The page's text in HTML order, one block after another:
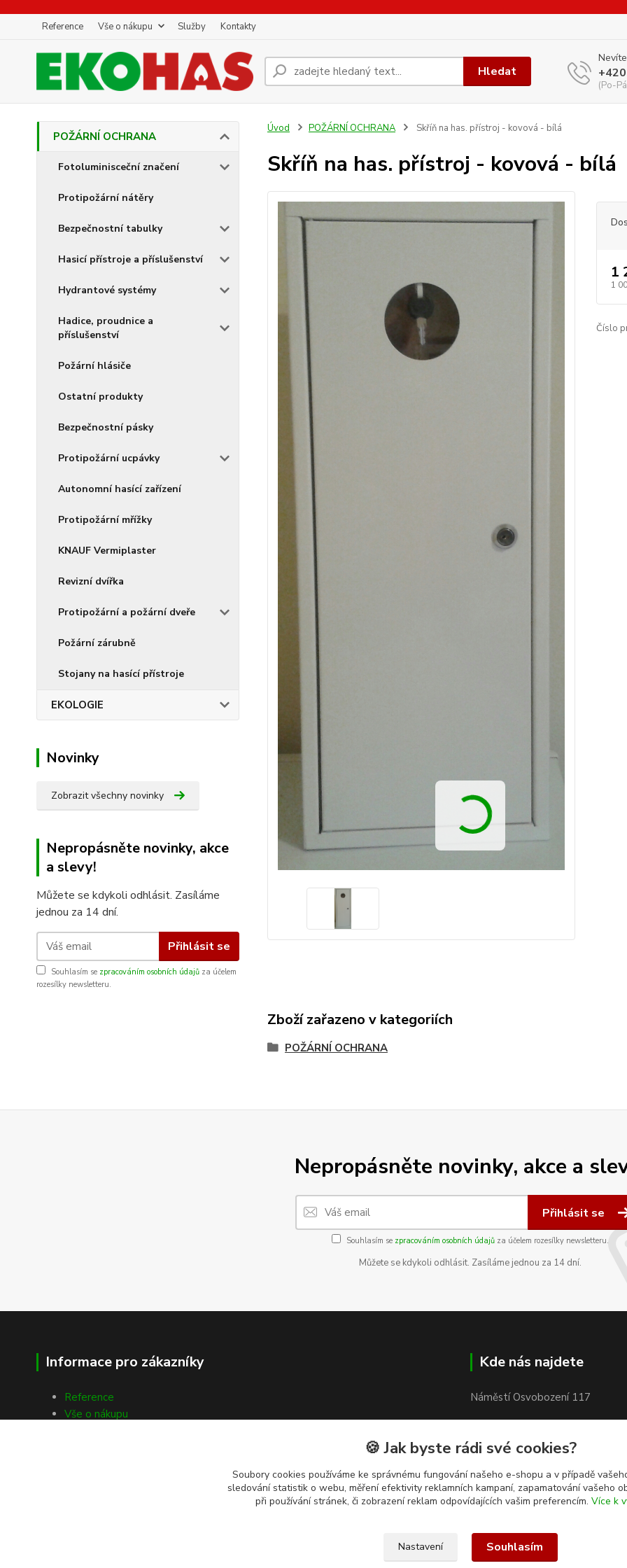
Reference Vše o nákupu Služby Kontakty
Hledat
(Po-
POŽÁRNÍ OCHRANA
Fotoluminisceční značení
Protipožární nátěry
Bezpečnostní tabulky
Hasicí přístroje a příslušenství
Hydrantové systémy
Hadice, proudnice a
příslušenství
Požární hlásiče
Ostatní produkty
Bezpečnostní pásky
Protipožární ucpávky
Autonomní hasící zařízení
Protipožární mřížky
KNAUF Vermiplaster
Revizní dvířka
Protipožární a požární dveře
Požární zárubně
Stojany na hasící přístroje
EKOLOGIE
Novinky
Zobrazit všechny novinky
Nepropásněte novinky, akce
a slevy!
Můžete se kdykoli odhlásit. Zasíláme
jednou za 14 dní.
Přihlásit se
Souhlasím se zpracováním osobních údajů za účelem
rozesílky newsletteru.
Úvod POŽÁRNÍ OCHRANA Skříň na has. přístroj - kovová - bílá
Skříň na has. přístroj - kovová - bílá
1
1
Číslo
Zboží zařazeno v kategoriích
POŽÁRNÍ OCHRANA
Nepropásněte novinky, akce a
Přihlásit se
Souhlasím se zpracováním osobních údajů za účelem rozesílky newsletteru.
Můžete se kdykoli odhlásit. Zasíláme jednou za 14 dní.
Informace pro zákazníky
Reference
Vše o nákupu
Kde nás najdete
Náměstí Osvobození 117
🍪 Jak byste rádi své cookies?
Soubory cookies používáme ke správnému fungování našeho e-shopu a v případě
sledování statistik o webu, měření efektivity reklamních kampaní, zapamatování vašeho
při používání stránek, či zobrazení reklam odpovídajících vašim preferencím. Více k
Nastavení Souhlasím